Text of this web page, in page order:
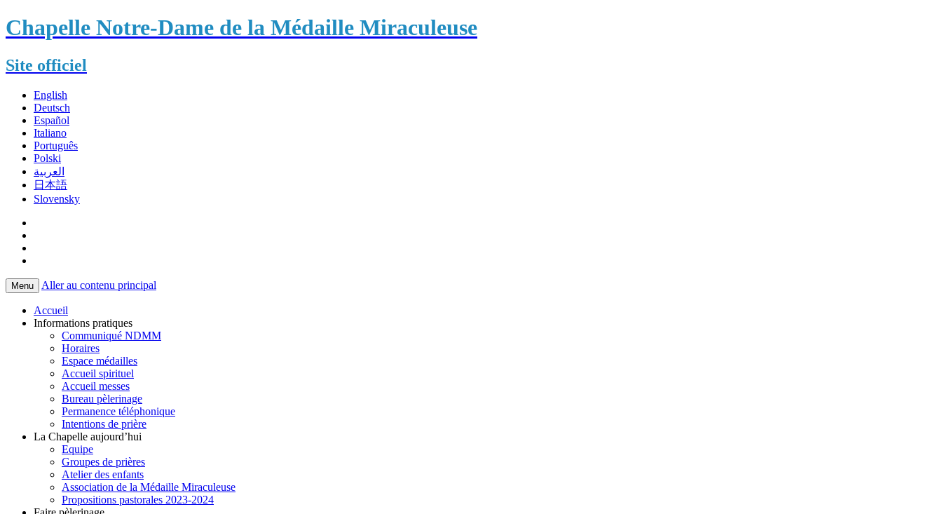
Chapelle Notre-Dame de la Médaille Miraculeuse
Site officiel
English
Deutsch
Español
Italiano
Português
Polski
العربية
日本語
Slovensky
Menu Aller au contenu principal
Accueil
Informations pratiques
Communiqué NDMM
Horaires
Espace médailles
Accueil spirituel
Accueil messes
Bureau pèlerinage
Permanence téléphonique
Intentions de prière
La Chapelle aujourd’hui
Equipe
Groupes de prières
Atelier des enfants
Association de la Médaille Miraculeuse
Propositions pastorales 2023-2024